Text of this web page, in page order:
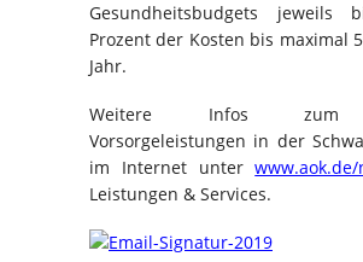
Gesundheitsbudgets
Prozent der Kosten bis maximal
Jahr.
Weitere Infos zum
Vorsorgeleistungen in der
im Internet unter
Leistungen & Services.